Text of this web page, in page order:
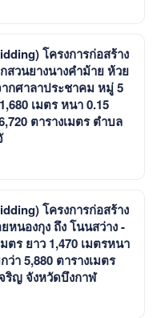
โครงการก่อสร้าง
สวนยางนางคำม้าย ห้วย
กศาลาประชาคม หมู่ 5
เมตร หนา 0.15
ตารางเมตร ตำบล
โครงการก่อสร้าง
หนองกุง ถึง โนนสว่าง -
ตร ยาว 1,470 เมตรหนา
า 5,880 ตารางเมตร
ริญ จังหวัดบึงกาฬ